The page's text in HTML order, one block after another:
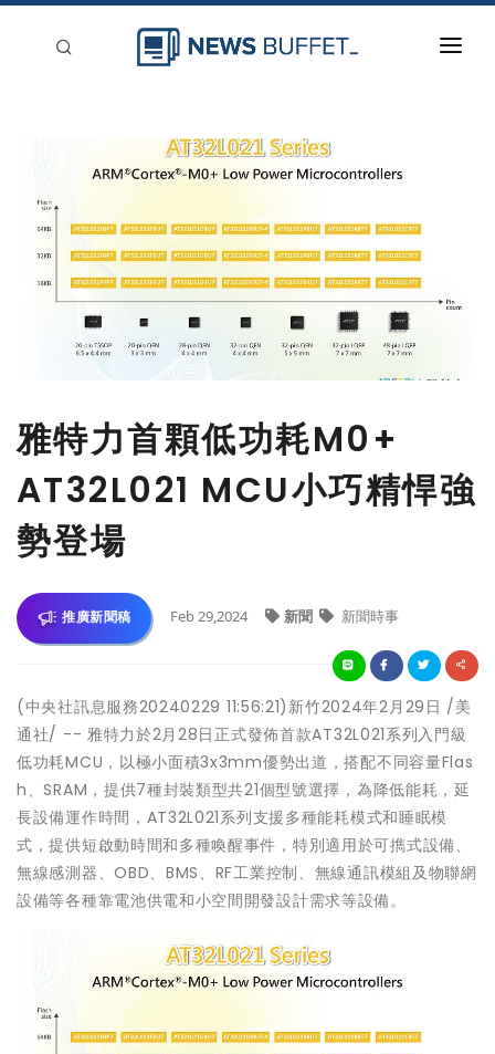
刊登
雅特力首顆低功耗M0+
AT32L021 MCU小巧精悍強
勢登場
推廣新聞稿 Feb 29,2024 新聞 新聞時事
(中央社訊息服務20240229 11:56:21)新竹2024年2月29日 /美
通社/ -- 雅特力於2月28日正式發佈首款AT32L021系列入門級
低功耗MCU，以極小面積3x3mm優勢出道，搭配不同容量Flas
h、SRAM，提供7種封裝類型共21個型號選擇，為降低能耗，延
長設備運作時間，AT32L021系列支援多種能耗模式和睡眠模
式，提供短啟動時間和多種喚醒事件，特別適用於可擕式設備、
無線感測器、OBD、BMS、RF工業控制、無線通訊模組及物聯網
設備等各種靠電池供電和小空間開發設計需求等設備。